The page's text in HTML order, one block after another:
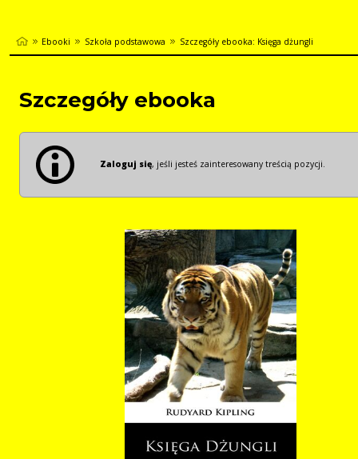
Ebooki Szkoła podstawowa Szczegóły ebooka: Księga dżungli
Szczegóły ebooka
Zaloguj się, jeśli jesteś zainteresowany treścią pozycji.